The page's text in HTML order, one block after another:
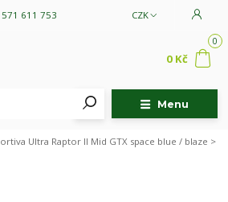
Menu
CZK
611 753
0
0 Kč
Ultra Raptor II Mid GTX space blue / blaze >